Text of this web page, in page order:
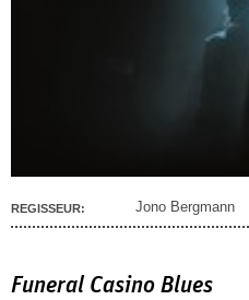
REGISSEUR: Jono Bergmann
Funeral Casino Blues